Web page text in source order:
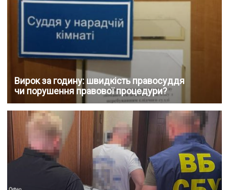
Вирок за годину: швидкість правосуддя
чи порушення правової процедури?